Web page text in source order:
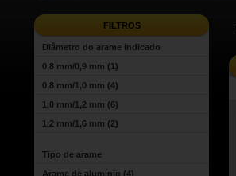
FILTROS
Diâmetro do arame indicado
0,8 mm/0,9 mm (1)
0,8 mm/1,0 mm (4)
1,0 mm/1,2 mm (6)
1,2 mm/1,6 mm (2)
Tipo de arame
Arame de alumínio (4)